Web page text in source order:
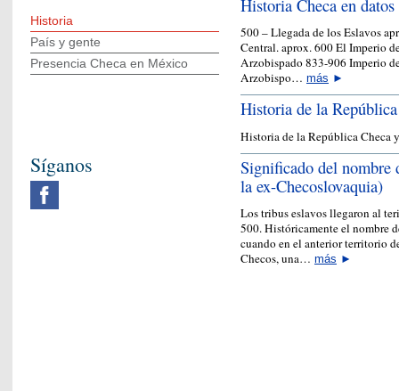
Historia Checa en datos
500 – Llegada de los Eslavos
Central. aprox. 600 El Imperio
Arzobispado 833-906 Imperio
Arzobispo… más ►
Historia de la
Historia de la República Checa
Significado del nombre
la ex-Checoslovaquia)
Los tribus eslavos llegaron al
500. Históricamente el nombre
cuando en el anterior territorio
Checos, una… más ►
Historia
País y gente
Presencia Checa en México
Síganos